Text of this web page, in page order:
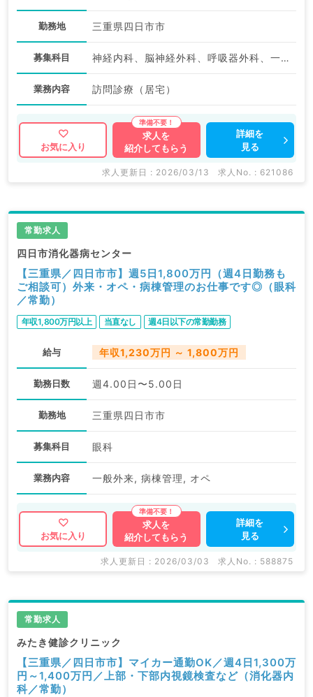
勤務地 三重県四日市市
募集科目 神経内科、脳神経外科、呼吸器外科、一般内科、循環器内科、呼吸器内科、消化器内科、外科系全般、一般外科、消化器外科、科目不問
業務内容 訪問診療（居宅）
お気に入り
求人を
紹介してもらう
詳細を
見る
求人更新日 : 2026/03/13 求人No. : 621086
常勤求人
四日市消化器病センター
【三重県／四日市市】週5日1,800万円（週4日勤務も
ご相談可）外来・オペ・病棟管理のお仕事です◎（眼科
／常勤）
年収1,800万円以上 当直なし 週4日以下の常勤勤務
給与 年収1,230万円 ～ 1,800万円
勤務日数 週4.00日〜5.00日
勤務地 三重県四日市市
募集科目 眼科
業務内容 一般外来, 病棟管理, オペ
お気に入り
求人を
紹介してもらう
詳細を
見る
求人更新日 : 2026/03/03 求人No. : 588875
常勤求人
みたき健診クリニック
【三重県／四日市市】マイカー通勤OK／週4日1,300万
円～1,400万円／上部・下部内視鏡検査など（消化器内
科／常勤）